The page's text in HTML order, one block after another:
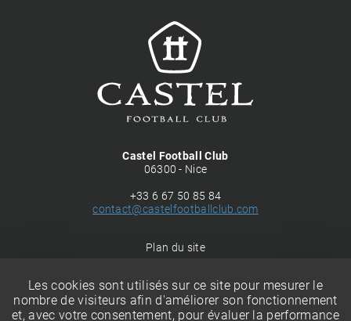
Castel Football Club
06300 - Nice
+33 6 67 50 85 84
contact@castelfootballclub.com
Plan du site
Politique de confidentialité
Gérer les cookies
Les cookies sont utilisés sur ce site pour mesurer le
nombre de visiteurs afin d'améliorer son fonctionnement
et, avec votre consentement, pour évaluer la performance